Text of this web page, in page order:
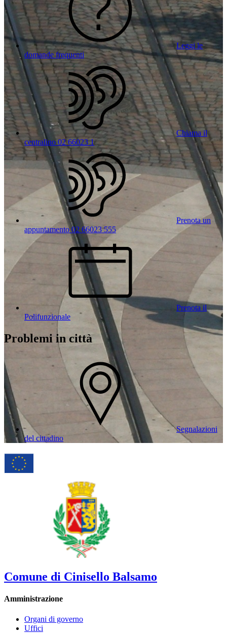
Leggi le
domande frequenti
Chiama il
centralino 02 66023 1
Prenota un
appuntamento 02 66023 555
Prenota il
Polifunzionale
Problemi in città
Segnalazioni
del cittadino
Comune di Cinisello Balsamo
Amministrazione
Organi di governo
Uffici